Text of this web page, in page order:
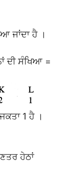
ਜਾਂਦਾ ਹੈ ।
ਦੀ ਸੰਖਿਆ =
1 ਹੈ ।
ਹੇਠਾਂ